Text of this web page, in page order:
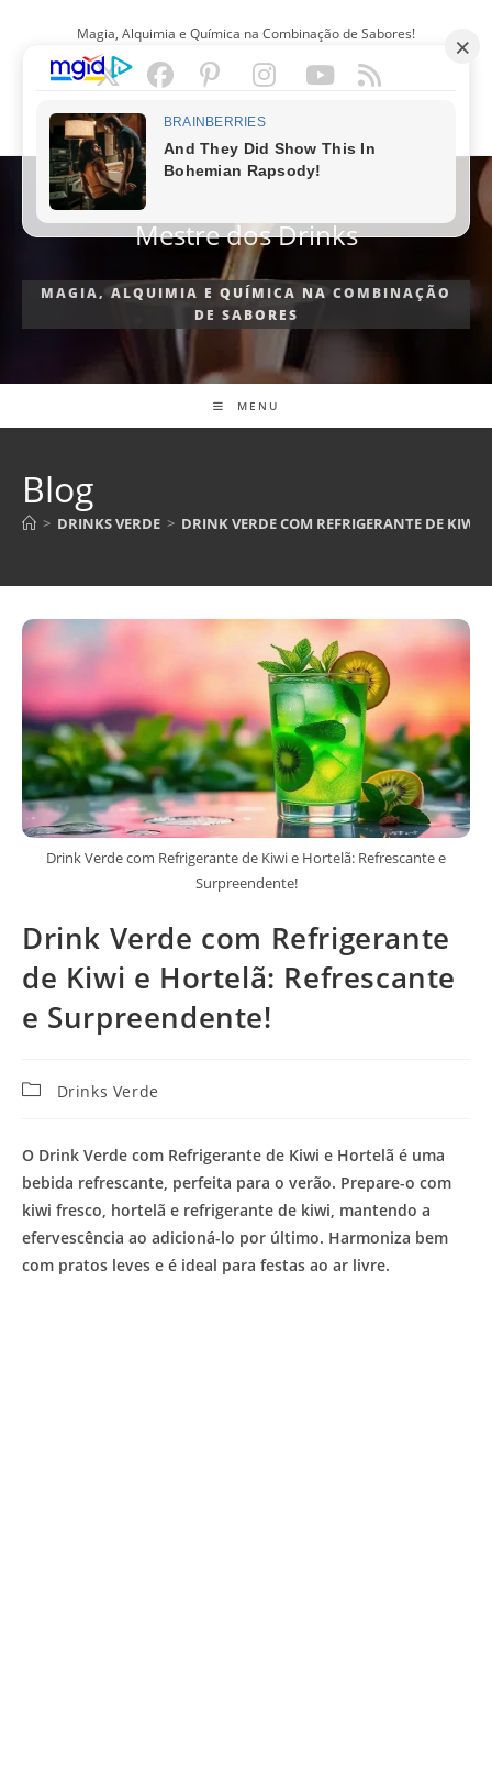
Magia, Alquimia e Química na Combinação de Sabores!
PORTUGUÊS
Mestre dos Drinks
MAGIA, ALQUIMIA E QUÍMICA NA COMBINAÇÃO
DE SABORES
MENU
Blog
> DRINKS VERDE > DRINK VERDE COM REFRIGERANTE DE KIWI
Drink Verde com Refrigerante de Kiwi e Hortelã: Refrescante e
Surpreendente!
Drink Verde com Refrigerante
de Kiwi e Hortelã: Refrescante
e Surpreendente!
CategoriaDrinks Verde
O Drink Verde com Refrigerante de Kiwi e Hortelã é uma
bebida refrescante, perfeita para o verão. Prepare-o com
kiwi fresco, hortelã e refrigerante de kiwi, mantendo a
efervescência ao adicioná-lo por último. Harmoniza bem
com pratos leves e é ideal para festas ao ar livre.